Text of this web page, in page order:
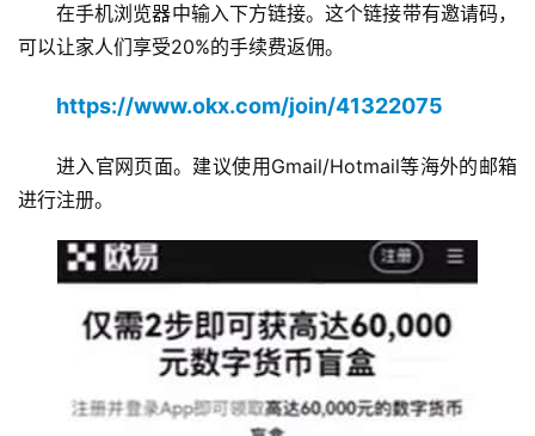
在手机浏览器中输入下方链接。这个链接带有邀请码，
可以让家人们享受20%的手续费返佣。
https://www.okx.com/join/41322075
进入官网页面。建议使用Gmail/Hotmail等海外的邮箱
进行注册。